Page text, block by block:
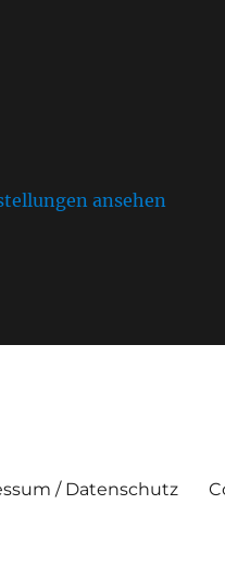
ansehen
/ Datenschutz